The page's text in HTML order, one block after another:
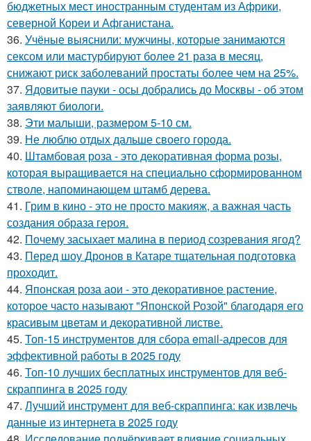
бюджетных мест иностранным студентам из Африки,
северной Кореи и Афганистана.
36. Учёные выяснили: мужчины, которые занимаются
сексом или мастурбируют более 21 раза в месяц,
снижают риск заболеваний простаты более чем на 25%.
37. Ядовитые пауки - осы добрались до Москвы - об этом
заявляют биологи.
38. Эти малыши, размером 5-10 см.
39. Не люблю отдых дальше своего города.
40. Штамбовая роза - это декоративная форма розы,
которая выращивается на специально сформированном
стволе, напоминающем штамб дерева.
41. Грим в кино - это не просто макияж, а важная часть
создания образа героя.
42. Почему засыхает малина в период созревания ягод?
43. Перед шоу Дронов в Катаре тщательная подготовка
проходит.
44. Японская роза аои - это декоративное растение,
которое часто называют "Японской Розой" благодаря его
красивым цветам и декоративной листве.
45. Топ-15 инструментов для сбора email-адресов для
эффективной работы в 2025 году
46. Топ-10 лучших бесплатных инструментов для веб-
скраппинга в 2025 году
47. Лучший инструмент для веб-скраппинга: как извлечь
данные из интернета в 2025 году